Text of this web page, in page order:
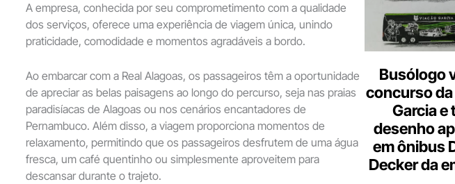
A empresa, conhecida por seu comprometimento com a qualidade
dos serviços, oferece uma experiência de viagem única, unindo
praticidade, comodidade e momentos agradáveis a bordo.
Ao embarcar com a Real Alagoas, os passageiros têm a oportunidade
de apreciar as belas paisagens ao longo do percurso, seja nas praias
paradisíacas de Alagoas ou nos cenários encantadores de
Pernambuco. Além disso, a viagem proporciona momentos de
relaxamento, permitindo que os passageiros desfrutem de uma água
fresca, um café quentinho ou simplesmente aproveitem para
descansar durante o trajeto.
Busólogo
concurso
Garcia e
desenho
em ônibus
Decker da